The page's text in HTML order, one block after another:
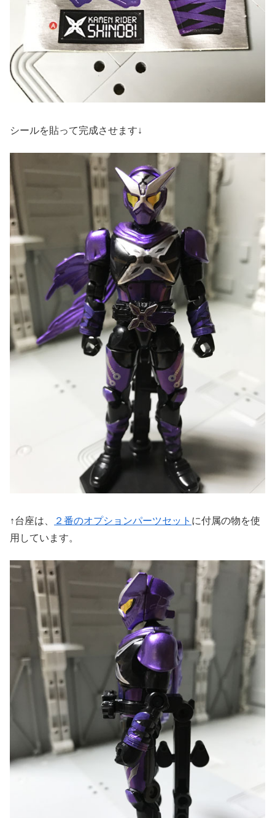
シールを貼って完成させます↓
↑台座は、 ２番のオプションパーツセット に付属の物を使
用しています。